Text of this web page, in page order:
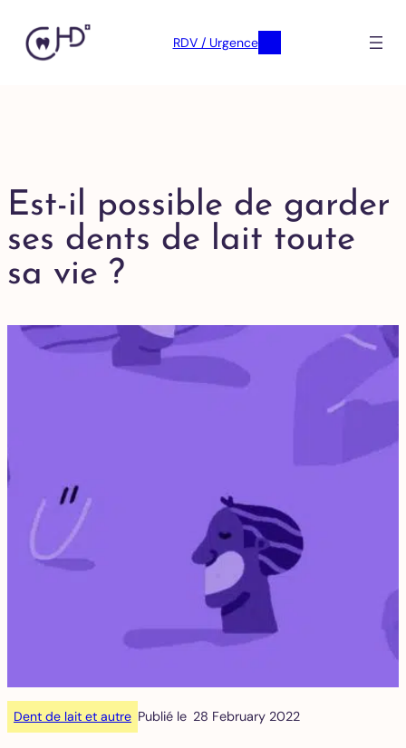
RDV / Urgence
Est-il possible de garder
ses dents de lait toute
sa vie ?
Dent de lait et autre Publié le 28 February 2022